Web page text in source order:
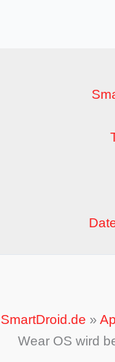
SmartDroid.de »
Wear OS wird